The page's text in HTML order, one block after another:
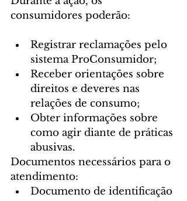
consumidores poderão:
Registrar reclamações pelo
sistema ProConsumidor;
Receber orientações sobre
direitos e deveres nas
relações de consumo;
Obter informações sobre
como agir diante de práticas
abusivas.
Documentos necessários para o
atendimento:
Documento de identificação